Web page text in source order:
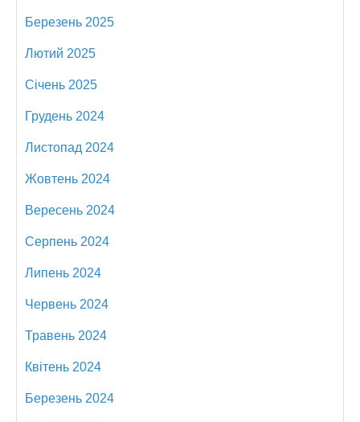
Березень 2025
Лютий 2025
Січень 2025
Грудень 2024
Листопад 2024
Жовтень 2024
Вересень 2024
Серпень 2024
Липень 2024
Червень 2024
Травень 2024
Квітень 2024
Березень 2024